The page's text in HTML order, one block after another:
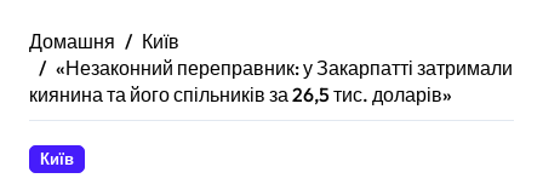
Домашня
Київ
«Незаконний переправник: у Закарпатті затримали
киянина та його спільників за 26,5 тис. доларів»
Київ